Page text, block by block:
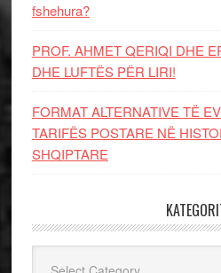
fshehura?
PROF. AHMET QERIQI DHE
DHE LUFTЁS PЁR LIRI!
FORMAT ALTERNATIVE TË
TARIFËS POSTARE NË
SHQIPTARE